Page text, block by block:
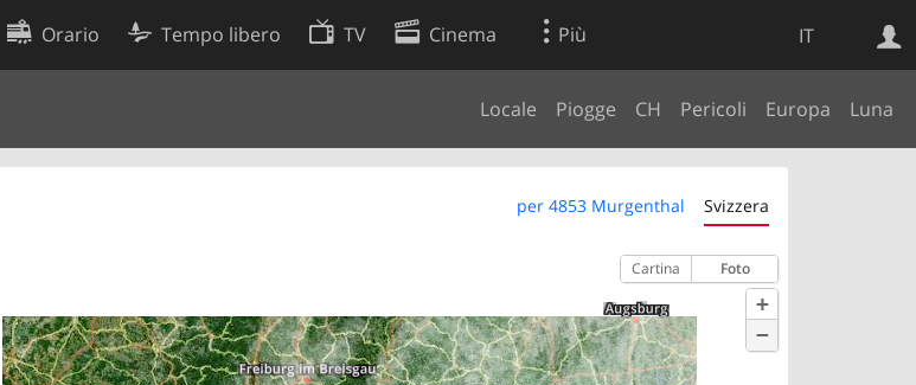
IT
Orario Tempo libero TV Cinema Più
Locale Piogge CH Pericoli Europa Luna
per 4853 Murgenthal Svizzera
Cartina Foto
+
−
Ricerca Web
Preferenze cookie